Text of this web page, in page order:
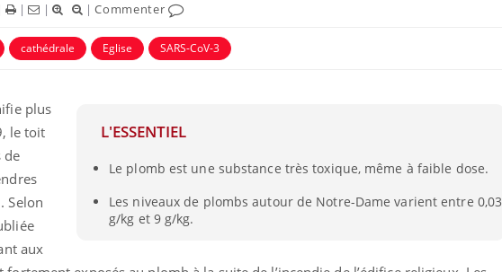
| | |Commenter
cathédrale Eglise SARS-CoV-3
L'ESSENTIEL
Le plomb est une substance très toxique, même à faible dose.
Les niveaux de plombs autour de Notre-Dame varient entre 0,03
g/kg et 9 g/kg.
plus
le toit
de
Selon
aux
Youtube
Carence en fer : comprendre pour
Youtube
en fer sont multiples ce qui la rend